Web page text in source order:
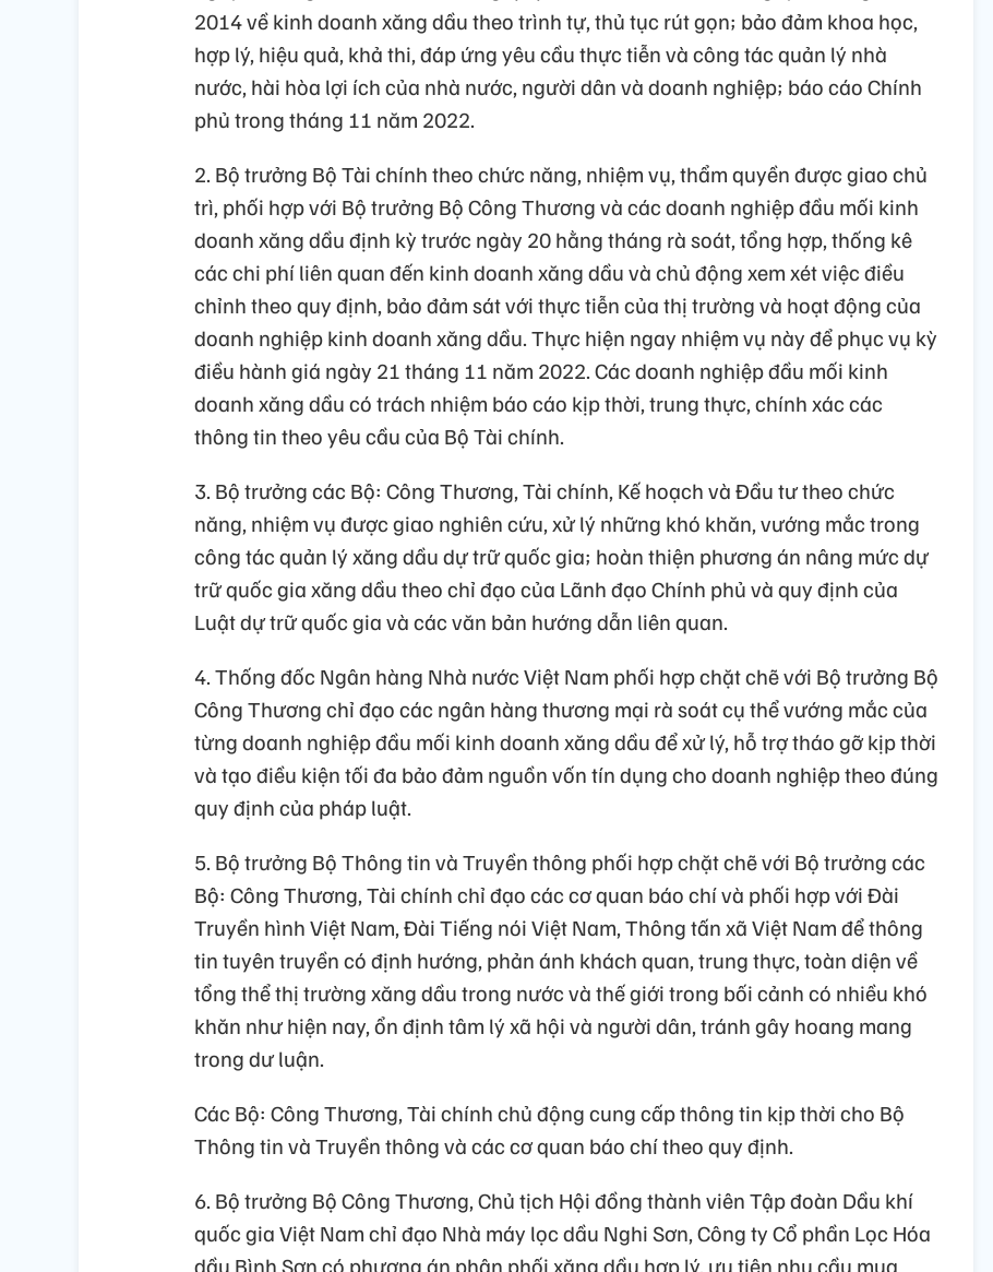
2014 về kinh doanh xăng dầu theo trình tự, thủ tục rút gọn; bảo đảm khoa học,
hợp lý, hiệu quả, khả thi, đáp ứng yêu cầu thực tiễn và công tác quản lý nhà
nước, hài hòa lợi ích của nhà nước, người dân và doanh nghiệp; báo cáo Chính
phủ trong tháng 11 năm 2022.
2. Bộ trưởng Bộ Tài chính theo chức năng, nhiệm vụ, thẩm quyền được giao chủ
trì, phối hợp với Bộ trưởng Bộ Công Thương và các doanh nghiệp đầu mối kinh
doanh xăng dầu định kỳ trước ngày 20 hằng tháng rà soát, tổng hợp, thống kê
các chi phí liên quan đến kinh doanh xăng dầu và chủ động xem xét việc điều
chỉnh theo quy định, bảo đảm sát với thực tiễn của thị trường và hoạt động của
doanh nghiệp kinh doanh xăng dầu. Thực hiện ngay nhiệm vụ này để phục vụ kỳ
điều hành giá ngày 21 tháng 11 năm 2022. Các doanh nghiệp đầu mối kinh
doanh xăng dầu có trách nhiệm báo cáo kịp thời, trung thực, chính xác các
thông tin theo yêu cầu của Bộ Tài chính.
3. Bộ trưởng các Bộ: Công Thương, Tài chính, Kế hoạch và Đầu tư theo chức
năng, nhiệm vụ được giao nghiên cứu, xử lý những khó khăn, vướng mắc trong
công tác quản lý xăng dầu dự trữ quốc gia; hoàn thiện phương án nâng mức dự
trữ quốc gia xăng dầu theo chỉ đạo của Lãnh đạo Chính phủ và quy định của
Luật dự trữ quốc gia và các văn bản hướng dẫn liên quan.
4. Thống đốc Ngân hàng Nhà nước Việt Nam phối hợp chặt chẽ với Bộ trưởng Bộ
Công Thương chỉ đạo các ngân hàng thương mại rà soát cụ thể vướng mắc của
từng doanh nghiệp đầu mối kinh doanh xăng dầu để xử lý, hỗ trợ tháo gỡ kịp thời
và tạo điều kiện tối đa bảo đảm nguồn vốn tín dụng cho doanh nghiệp theo đúng
quy định của pháp luật.
5. Bộ trưởng Bộ Thông tin và Truyền thông phối hợp chặt chẽ với Bộ trưởng các
Bộ: Công Thương, Tài chính chỉ đạo các cơ quan báo chí và phối hợp với Đài
Truyền hình Việt Nam, Đài Tiếng nói Việt Nam, Thông tấn xã Việt Nam để thông
tin tuyên truyền có định hướng, phản ánh khách quan, trung thực, toàn diện về
tổng thể thị trường xăng dầu trong nước và thế giới trong bối cảnh có nhiều khó
khăn như hiện nay, ổn định tâm lý xã hội và người dân, tránh gây hoang mang
trong dư luận.
Các Bộ: Công Thương, Tài chính chủ động cung cấp thông tin kịp thời cho Bộ
Thông tin và Truyền thông và các cơ quan báo chí theo quy định.
6. Bộ trưởng Bộ Công Thương, Chủ tịch Hội đồng thành viên Tập đoàn Dầu khí
quốc gia Việt Nam chỉ đạo Nhà máy lọc dầu Nghi Sơn, Công ty Cổ phần Lọc Hóa
dầu Bình Sơn có phương án phân phối xăng dầu hợp lý, ưu tiên nhu cầu mua